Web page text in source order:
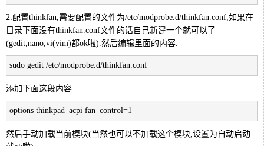
2:配置thinkfan,需要配置的文件为/etc/modprobe.d/thinkfan.conf,如果在
目录下面没有thinkfan.conf文件的话自己新建一个就可以了
(gedit,nano,vi(vim)都ok啦).然后编辑里面的内容.
sudo gedit /etc/modprobe.d/thinkfan.conf
添加下面这段内容.
options thinkpad_acpi fan_control=1
然后手动加载当前模块(当然也可以不加载这个模块,设置为自动启动